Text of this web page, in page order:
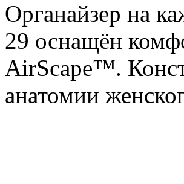
Органайзер на
29 оснащён
AirScape™.
анатомии